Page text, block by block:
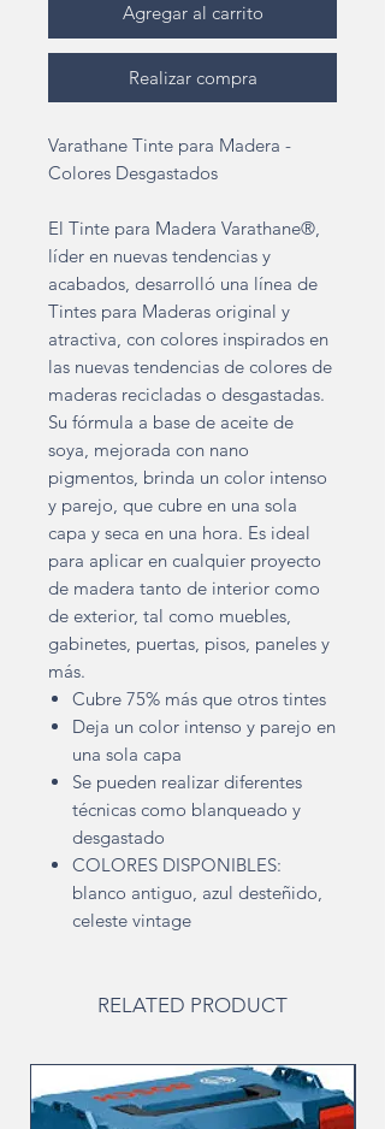
Agregar al carrito
Realizar compra
Varathane Tinte para Madera -
Colores Desgastados
El Tinte para Madera Varathane®,
líder en nuevas tendencias y
acabados, desarrolló una línea de
Tintes para Maderas original y
atractiva, con colores inspirados en
las nuevas tendencias de colores de
maderas recicladas o desgastadas.
Su fórmula a base de aceite de
soya, mejorada con nano
pigmentos, brinda un color intenso
y parejo, que cubre en una sola
capa y seca en una hora. Es ideal
para aplicar en cualquier proyecto
de madera tanto de interior como
de exterior, tal como muebles,
gabinetes, puertas, pisos, paneles y
más.
Cubre 75% más que otros tintes
Deja un color intenso y parejo en
una sola capa
Se pueden realizar diferentes
técnicas como blanqueado y
desgastado
COLORES DISPONIBLES:
blanco antiguo, azul desteñido,
celeste vintage
RELATED PRODUCT